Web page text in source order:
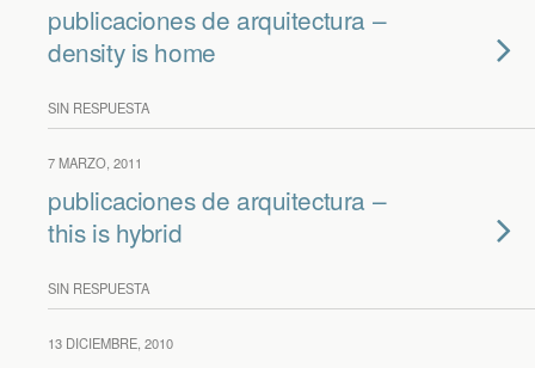
publicaciones de arquitectura –
density is home
SIN RESPUESTA
7 MARZO, 2011
publicaciones de arquitectura –
this is hybrid
SIN RESPUESTA
13 DICIEMBRE, 2010